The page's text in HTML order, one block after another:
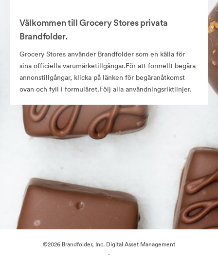
Välkommen till Grocery Stores privata
Brandfolder.
Grocery Stores använder Brandfolder som en källa för
sina officiella varumärketillgångar.För att formellt begära
annonstillgångar, klicka på länken för begäranåtkomst
ovan och fyll i formuläret.Följ alla användningsriktlinjer.
©2026 Brandfolder, Inc. Digital Asset Management
·